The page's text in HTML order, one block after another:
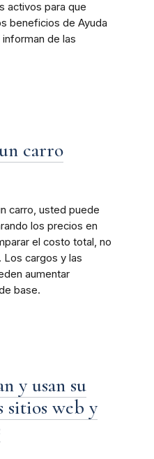
activos para que
beneficios de Ayuda
de las
carro
carro, usted puede
los precios en
el costo total, no
Los cargos y las
aumentar
base.
y usan su
sitios web y